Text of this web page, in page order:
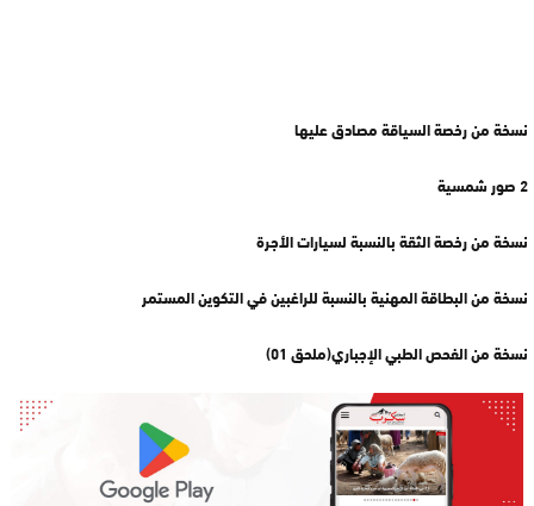
نسخة من رخصة السياقة مصادق عليها
2 صور شمسية
نسخة من رخصة الثقة بالنسبة لسيارات الأجرة
نسخة من البطاقة المهنية بالنسبة للراغبين في التكوين المستمر
نسخة من الفحص الطبي الإجباري(ملحق 01)